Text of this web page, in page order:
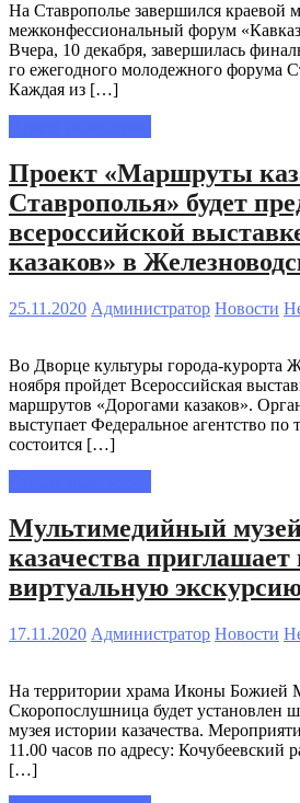
На Ставрополье завершился краевой
межконфессиональный форум
Вчера, 10 декабря, завершилась
го ежегодного молодежного форума
Каждая из […]
Проект «Маршруты
Ставрополья» будет
всероссийской
казаков» в
25.11.2020 Администратор Новости
Во Дворце культуры города-курорта
ноября пройдет Всероссийская
маршрутов «Дорогами казаков».
выступает Федеральное агентство по
состоится […]
Мультимедийный
казачества приглашает
виртуальную
17.11.2020 Администратор Новости
На территории храма Иконы Божией
Скоропослушница будет установлен
музея истории казачества.
11.00 часов по адресу: Кочубеевский
[…]